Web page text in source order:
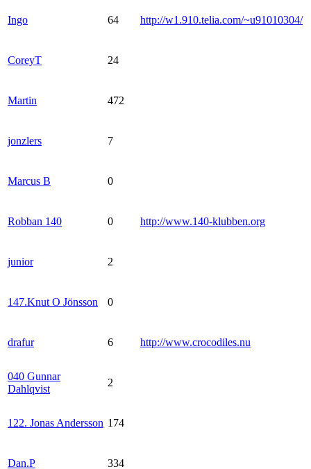
Ingo 64 http://w1.910.telia.com/~u91010304/
CoreyT 24
Martin 472
jonzlers 7
Marcus B 0
Robban 140 0 http://www.140-klubben.org
junior 2
147.Knut O Jönsson 0
drafur 6 http://www.crocodiles.nu
040 Gunnar
Dahlqvist
2
122. Jonas Andersson 174
Dan.P 334